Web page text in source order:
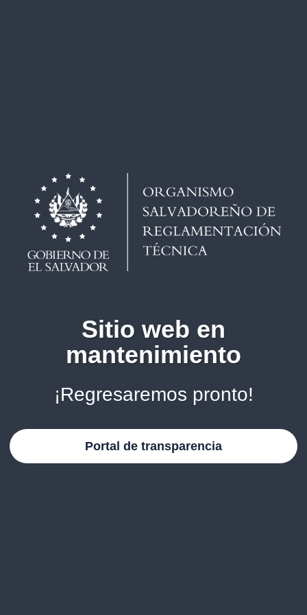
Sitio web en
mantenimiento
¡Regresaremos pronto!
Portal de transparencia